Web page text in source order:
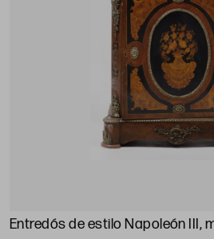
Entredós de estilo Napoleón III,